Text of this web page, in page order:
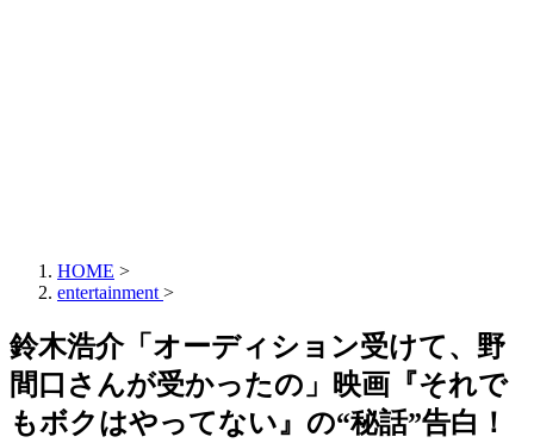
HOME >
entertainment >
鈴木浩介「オーディション受けて、野
間口さんが受かったの」映画『それで
もボクはやってない』の“秘話”告白！